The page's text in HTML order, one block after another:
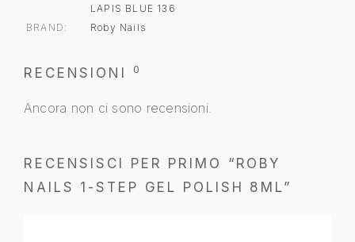
LAPIS BLUE 136
BRAND
Roby Nails
RECENSIONI 0
Ancora non ci sono recensioni.
RECENSISCI PER PRIMO “ROBY
NAILS 1-STEP GEL POLISH 8ML”